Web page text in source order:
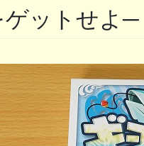
ットせよ─